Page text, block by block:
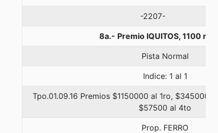
-2207-
8a.- Premio IQUITOS, 1100
Pista Normal
Indice: 1 al 1
Tpo.01.09.16 Premios $1150000 al 1ro, $345000
$57500 al 4to
Prop. FERRO